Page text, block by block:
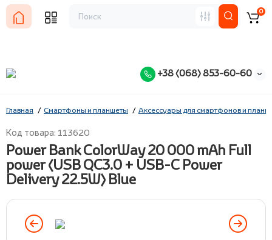
+38 (068) 853-60-60
0
Главная Смартфоны и планшеты Аксессуары для смартфонов и
Код товара: 113620
Power Bank ColorWay 20 000 mAh Full
power (USB QC3.0 + USB-C Power
Delivery 22.5W) Blue